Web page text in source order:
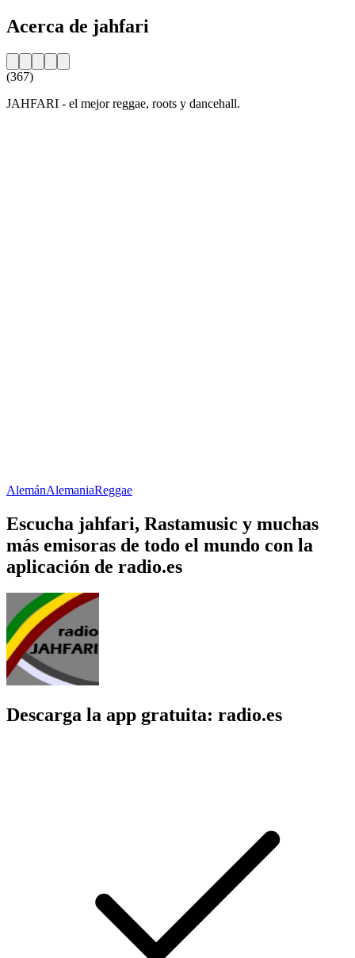
Acerca de jahfari
(367)
JAHFARI - el mejor reggae, roots y dancehall.
AlemánAlemaniaReggae
Escucha jahfari, Rastamusic y muchas
más emisoras de todo el mundo con la
aplicación de radio.es
Descarga la app gratuita: radio.es